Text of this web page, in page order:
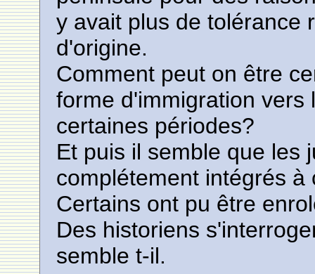
y avait plus de tolérance
d'origine.
Comment peut on être
forme d'immigration
certaines périodes?
Et puis il semble que les
complétement intégrés
Certains ont pu être
Des historiens
semble t-il.